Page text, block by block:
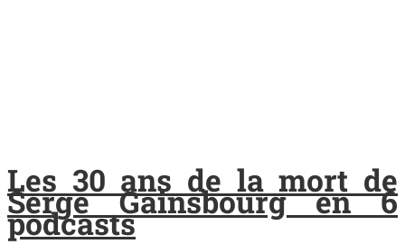
Les 30 ans de la mort de
Serge Gainsbourg en 6
podcasts